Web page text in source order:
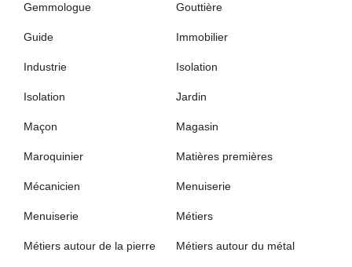
Gemmologue Gouttière
Guide Immobilier
Industrie Isolation
Isolation Jardin
Maçon Magasin
Maroquinier Matières premières
Mécanicien Menuiserie
Menuiserie Métiers
Métiers autour de la pierre Métiers autour du métal